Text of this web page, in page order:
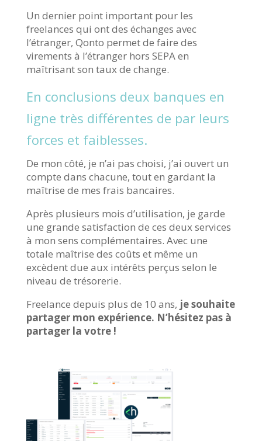
Un dernier point important pour les
freelances qui ont des échanges avec
l’étranger, Qonto permet de faire des
virements à l’étranger hors SEPA en
maîtrisant son taux de change.
En conclusions deux banques en
ligne très différentes de par leurs
forces et faiblesses.
De mon côté, je n’ai pas choisi, j’ai ouvert un
compte dans chacune, tout en gardant la
maîtrise de mes frais bancaires.
Après plusieurs mois d’utilisation, je garde
une grande satisfaction de ces deux services
à mon sens complémentaires. Avec une
totale maîtrise des coûts et même un
excèdent due aux intérêts perçus selon le
niveau de trésorerie.
Freelance depuis plus de 10 ans, je souhaite
partager mon expérience. N’hésitez pas à
partager la votre !